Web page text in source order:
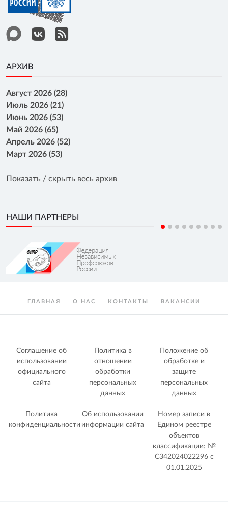
АРХИВ
Август 2026 (28)
Июль 2026 (21)
Июнь 2026 (53)
Май 2026 (65)
Апрель 2026 (52)
Март 2026 (53)
Показать / скрыть весь архив
НАШИ ПАРТНЕРЫ
ГЛАВНАЯ О НАС КОНТАКТЫ ВАКАНСИИ
Соглашение об
использовании
официального
сайта
Политика в
отношении
обработки
персональных
данных
Положение об
обработке и
защите
персональных
данных
Политика
конфиденциальности
Об использовании
информации сайта
Номер записи в
Едином реестре
объектов
классификации: №
С342024022296 c
01.01.2025